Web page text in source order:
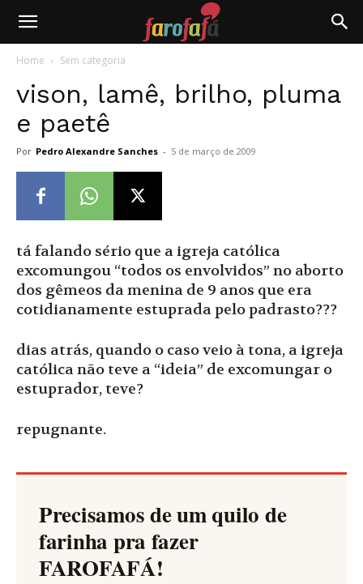
Farofafá
Home Sem categoria
vison, lamê, brilho, pluma
e paetê
Por Pedro Alexandre Sanches - 5 de março de 2009
tá falando sério que a igreja católica
excomungou “todos os envolvidos” no aborto
dos gêmeos da menina de 9 anos que era
cotidianamente estuprada pelo padrasto???
dias atrás, quando o caso veio à tona, a igreja
católica não teve a “ideia” de excomungar o
estuprador, teve?
repugnante.
Precisamos de um quilo de
farinha pra fazer
FAROFAFÁ!